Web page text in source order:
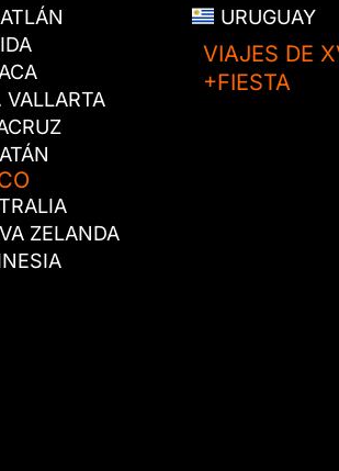
VALLARTA
ZELANDA
URUGUAY
VIAJES DE
+FIESTA